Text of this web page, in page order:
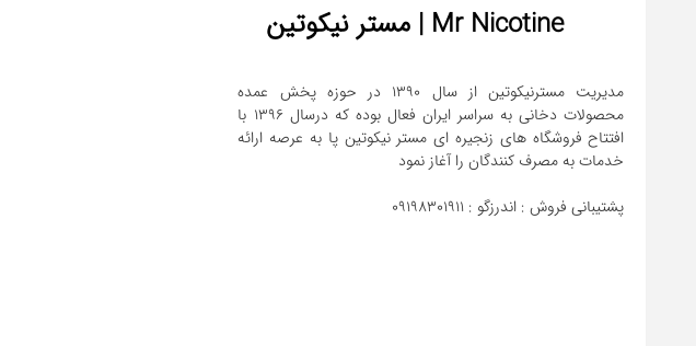
Mr Nicotine | مستر نیکوتین
مدیریت مسترنیکوتین از سال 1390 در حوزه پخش عمده
محصولات دخانی به سراسر ایران فعال بوده که درسال 1396 با
افتتاح فروشگاه های زنجیره ای مستر نیکوتین پا به عرصه ارائه
پشتیبانی فروش : اندرزگو : 09198301911